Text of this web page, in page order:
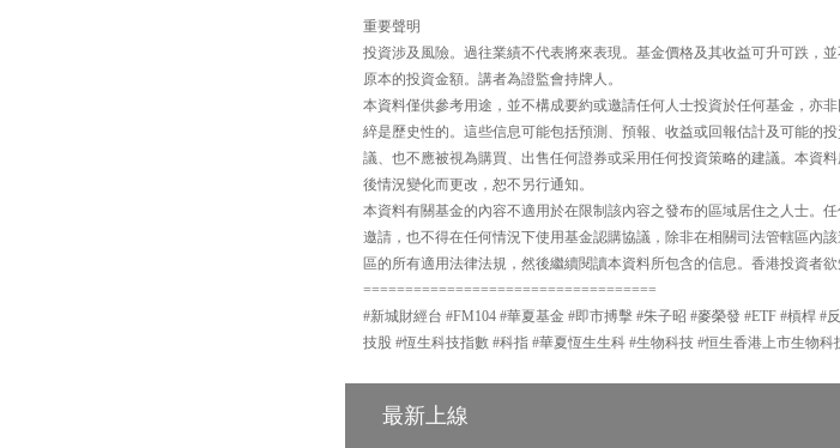
重要聲明
投資涉及風險。過往業績不代表將來表現。基金價格及其收益可升可跌，
原本的投資金額。講者為證監會持牌人。
本資料僅供參考用途，並不構成要約或邀請任何人士投資於任何基金，亦
綷是歷史性的。這些信息可能包括預測、預報、收益或回報估計及可能的
議、也不應被視為購買、出售任何證券或采用任何投資策略的建議。本資
後情況變化而更改，恕不另行通知。
本資料有關基金的內容不適用於在限制該內容之發布的區域居住之人士。
邀請，也不得在任何情況下使用基金認購協議，除非在相關司法管轄區內
區的所有適用法律法規，然後繼續閱讀本資料所包含的信息。香港投資者
===================================
#新城財經台 #FM104 #華夏基金 #即市搏擊 #朱子昭 #麥榮發 #ETF #槓桿
技股 #恆生科技指數 #科指 #華夏恆生生科 #生物科技 #恒生香港上市生物科
最新上線